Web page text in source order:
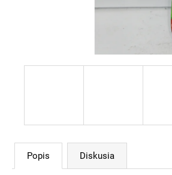
Popis Diskusia